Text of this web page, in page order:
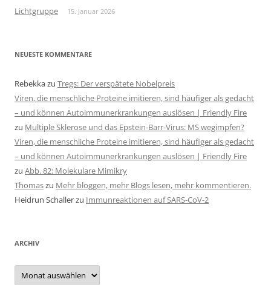
Lichtgruppe 15. Januar 2026
NEUESTE KOMMENTARE
Rebekkazu Tregs: Der verspätete Nobelpreis
Viren, die menschliche Proteine imitieren, sind häufiger als gedacht
– und können Autoimmunerkrankungen auslösen | Friendly Fire
zu Multiple Sklerose und das Epstein-Barr-Virus: MS wegimpfen?
Viren, die menschliche Proteine imitieren, sind häufiger als gedacht
– und können Autoimmunerkrankungen auslösen | Friendly Fire
zu Abb. 82: Molekulare Mimikry
Thomaszu Mehr bloggen, mehr Blogs lesen, mehr kommentieren.
Heidrun Schallerzu Immunreaktionen auf SARS-CoV-2
ARCHIV
Archiv